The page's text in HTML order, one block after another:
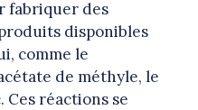
fabriquer des
disponibles
comme le
de méthyle, le
Ces réactions se